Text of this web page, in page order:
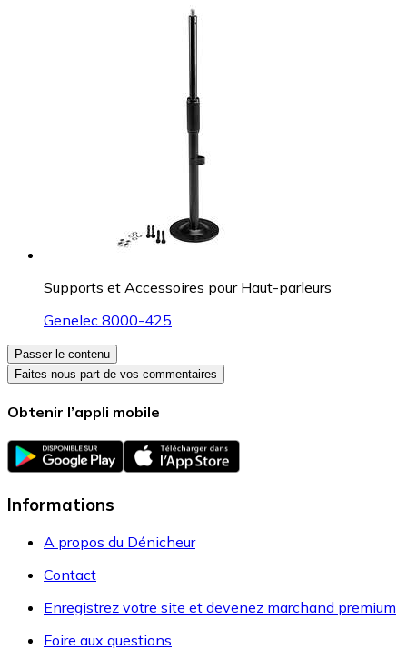
Supports et Accessoires pour Haut-parleurs
Genelec 8000-425
Passer le contenu
Faites-nous part de vos commentaires
Obtenir l’appli mobile
Informations
A propos du Dénicheur
Contact
Enregistrez votre site et devenez marchand premium
Foire aux questions